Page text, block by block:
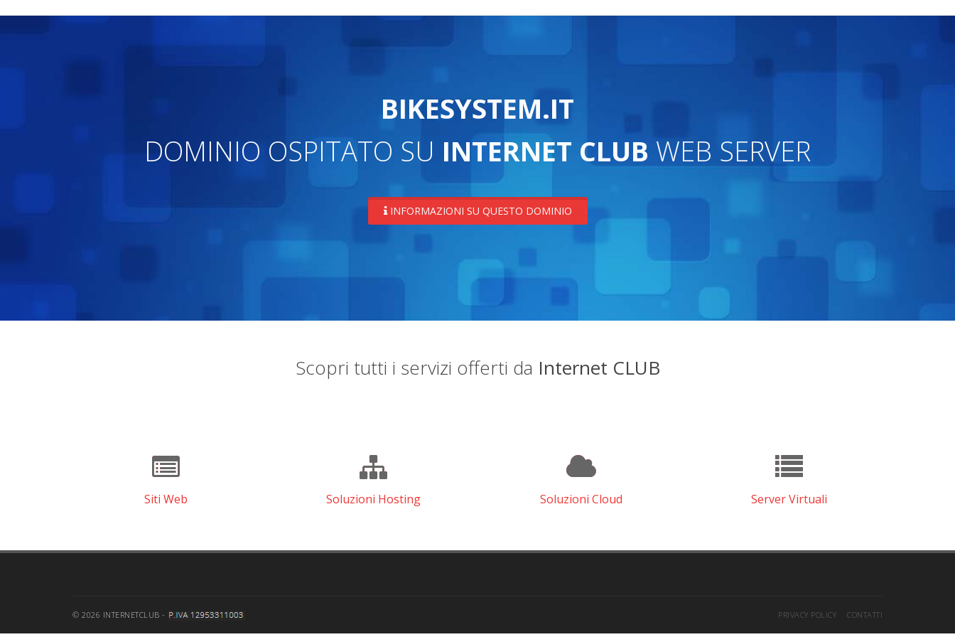
BIKESYSTEM.IT
DOMINIO OSPITATO SU INTERNET CLUB WEB SERVER
INFORMAZIONI SU QUESTO DOMINIO
Scopri tutti i servizi offerti da Internet CLUB
Siti Web Soluzioni Hosting Soluzioni Cloud Server Virtuali
© 2026 INTERNETCLUB - PRIVACY POLICY CONTATTI